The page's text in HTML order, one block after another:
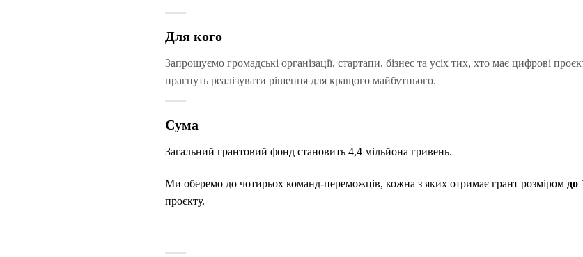
Для кого
Запрошуємо громадські організації, стартапи, бізнес та усіх тих, хто має цифрові
прагнуть реалізувати рішення для кращого майбутнього.
Сума
Загальний грантовий фонд становить 4,4 мільйона гривень.
Ми оберемо до чотирьох команд-переможців, кожна з яких отримає грант розміром до
проєкту.